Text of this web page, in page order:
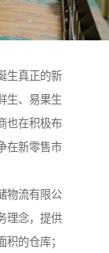
生真正的新
生、易果生
也在积极布
在新零售市
物流有限公
理念，提供
的仓库；